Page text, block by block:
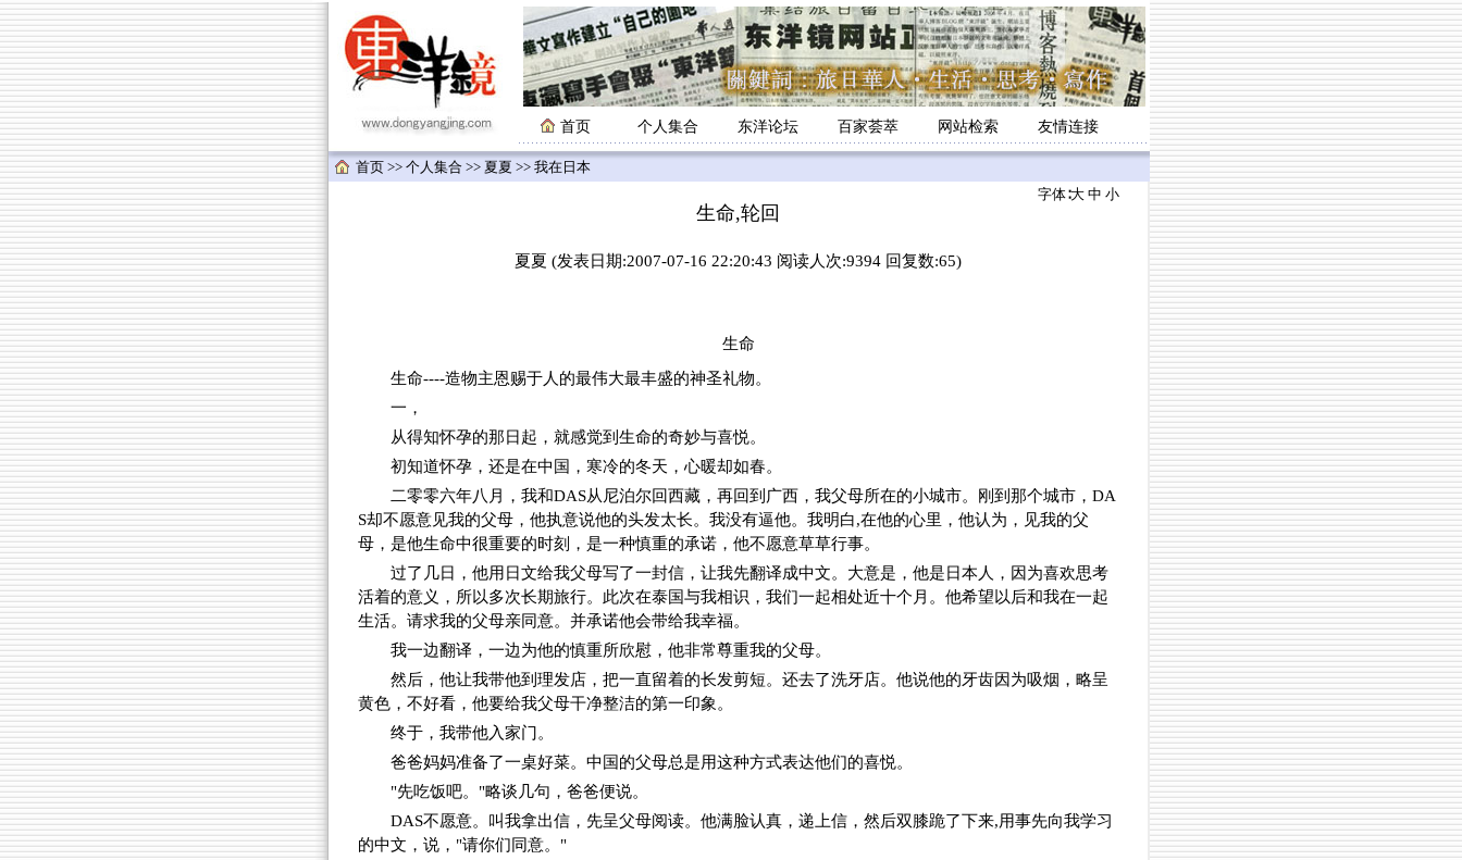
首页 个人集合 东洋论坛 百家荟萃 网站检索 友情连接
首页 >> 个人集合 >> 夏夏 >> 我在日本
字体∶大 中 小
生命,轮回
夏夏 (发表日期:2007-07-16 22:20:43 阅读人次:9394 回复数:65)
生命
生命----造物主恩赐于人的最伟大最丰盛的神圣礼物。
一，
从得知怀孕的那日起，就感觉到生命的奇妙与喜悦。
初知道怀孕，还是在中国，寒冷的冬天，心暖却如春。
二零零六年八月，我和DAS从尼泊尔回西藏，再回到广西，我父母所在的小城市。刚到那个城市，DA
S却不愿意见我的父母，他执意说他的头发太长。我没有逼他。我明白,在他的心里，他认为，见我的父
母，是他生命中很重要的时刻，是一种慎重的承诺，他不愿意草草行事。
过了几日，他用日文给我父母写了一封信，让我先翻译成中文。大意是，他是日本人，因为喜欢思考
活着的意义，所以多次长期旅行。此次在泰国与我相识，我们一起相处近十个月。他希望以后和我在一起
生活。请求我的父母亲同意。并承诺他会带给我幸福。
我一边翻译，一边为他的慎重所欣慰，他非常尊重我的父母。
然后，他让我带他到理发店，把一直留着的长发剪短。还去了洗牙店。他说他的牙齿因为吸烟，略呈
黄色，不好看，他要给我父母干净整洁的第一印象。
终于，我带他入家门。
爸爸妈妈准备了一桌好菜。中国的父母总是用这种方式表达他们的喜悦。
"先吃饭吧。"略谈几句，爸爸便说。
DAS不愿意。叫我拿出信，先呈父母阅读。他满脸认真，递上信，然后双膝跪了下来,用事先向我学习
的中文，说，"请你们同意。"